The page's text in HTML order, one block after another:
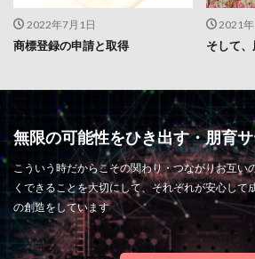
2022年7月1日
商標登録の申請と取得
2021
そして
無限の可能性をひき出す・朋育
こういう時だからこその関わり・つながりお互い
くできることを大切にして、それぞれが安心して
の創造をしています